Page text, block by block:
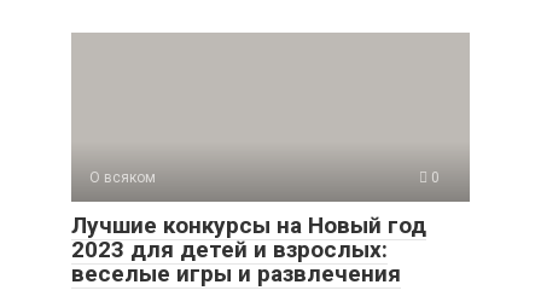
О всяком 0
Лучшие конкурсы на Новый год
2023 для детей и взрослых:
веселые игры и развлечения